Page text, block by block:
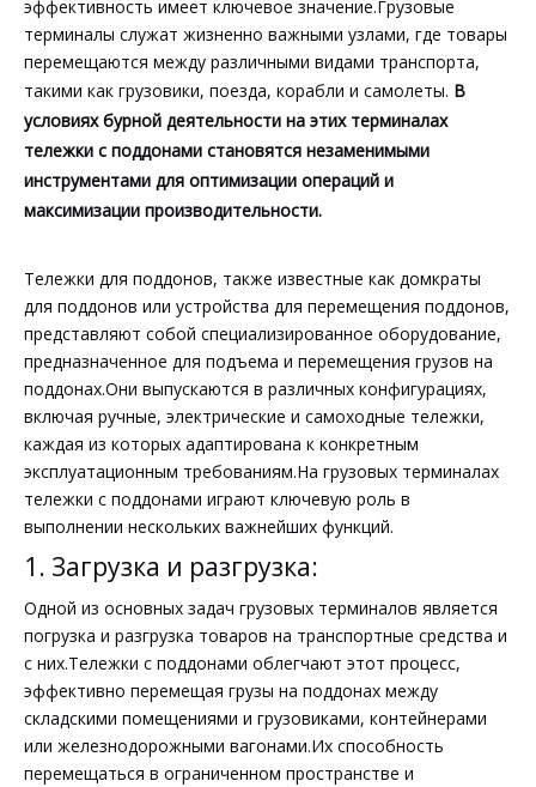
эффективность имеет ключевое значение.Грузовые
терминалы служат жизненно важными узлами, где товары
перемещаются между различными видами транспорта,
такими как грузовики, поезда, корабли и самолеты. В
условиях бурной деятельности на этих терминалах
тележки с поддонами становятся незаменимыми
инструментами для оптимизации операций и
максимизации производительности.
Тележки для поддонов, также известные как домкраты
для поддонов или устройства для перемещения поддонов,
представляют собой специализированное оборудование,
предназначенное для подъема и перемещения грузов на
поддонах.Они выпускаются в различных конфигурациях,
включая ручные, электрические и самоходные тележки,
каждая из которых адаптирована к конкретным
эксплуатационным требованиям.На грузовых терминалах
тележки с поддонами играют ключевую роль в
выполнении нескольких важнейших функций.
1. Загрузка и разгрузка:
Одной из основных задач грузовых терминалов является
погрузка и разгрузка товаров на транспортные средства и
с них.Тележки с поддонами облегчают этот процесс,
эффективно перемещая грузы на поддонах между
складскими помещениями и грузовиками, контейнерами
или железнодорожными вагонами.Их способность
перемещаться в ограниченном пространстве и